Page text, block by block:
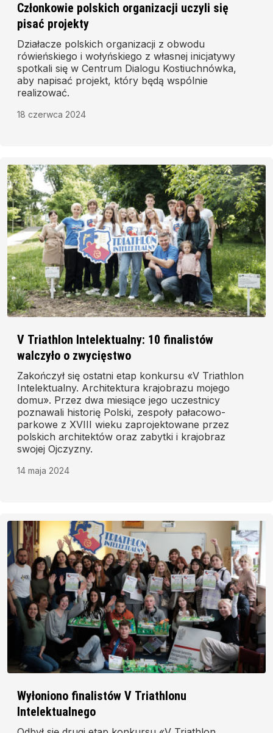
Członkowie polskich organizacji uczyli się
pisać projekty
Działacze polskich organizacji z obwodu
rówieńskiego i wołyńskiego z własnej inicjatywy
spotkali się w Centrum Dialogu Kostiuchnówka,
aby napisać projekt, który będą wspólnie
realizować.
18 czerwca 2024
V Triathlon Intelektualny: 10 finalistów
walczyło o zwycięstwo
Zakończył się ostatni etap konkursu «V Triathlon
Intelektualny. Architektura krajobrazu mojego
domu». Przez dwa miesiące jego uczestnicy
poznawali historię Polski, zespoły pałacowo-
parkowe z XVIII wieku zaprojektowane przez
polskich architektów oraz zabytki i krajobraz
swojej Ojczyzny.
14 maja 2024
Wyłoniono finalistów V Triathlonu
Intelektualnego